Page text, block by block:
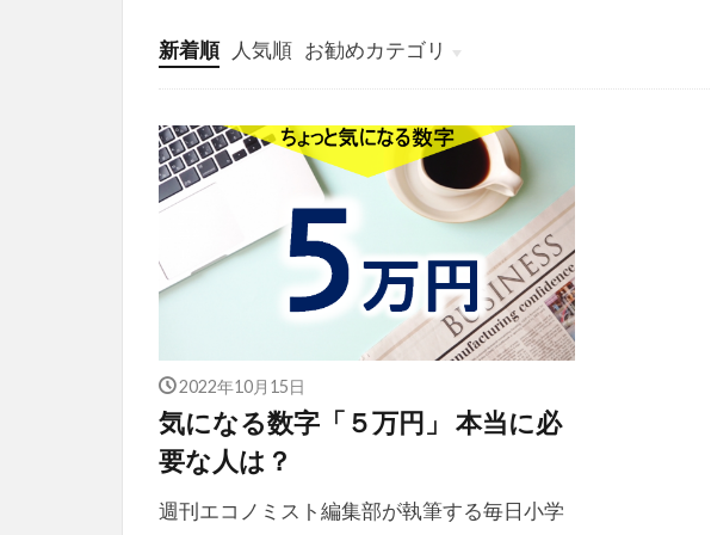
新着順 人気順 お勧めカテゴリ
投稿
学び
マンガ
電子書籍
2022年10月15日
気になる数字「５万円」 本当に必
要な人は？
週刊エコノミスト編集部が執筆する毎日小学